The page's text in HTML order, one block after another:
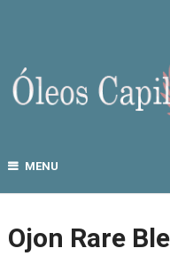
MENU
Ojon Rare